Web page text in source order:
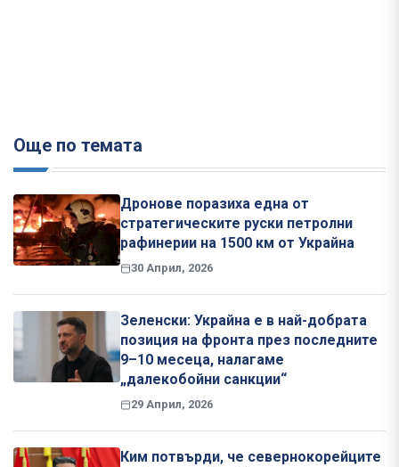
Още по темата
Дронове поразиха една от
стратегическите руски петролни
рафинерии на 1500 км от Украйна
30 Април, 2026
Зеленски: Украйна е в най-добрата
позиция на фронта през последните
9–10 месеца, налагаме
„далекобойни санкции“
29 Април, 2026
Ким потвърди, че севернокорейците